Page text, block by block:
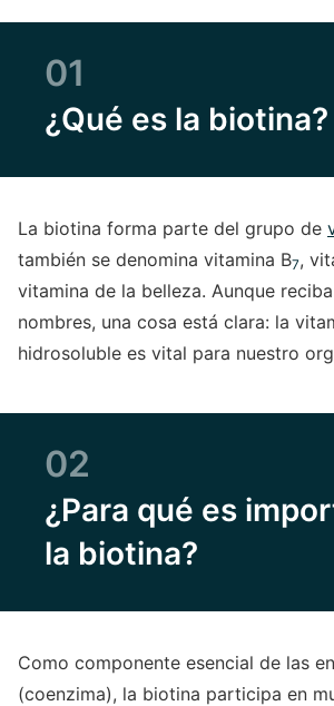
01
¿Qué es la biotina?
La biotina forma parte del grupo de
también se denomina vitamina B7,
vitamina de la belleza. Aunque
nombres, una cosa está clara: la
hidrosoluble es vital para nuestro
02
¿Para qué es
la biotina?
Como componente esencial de las
(coenzima), la biotina participa en